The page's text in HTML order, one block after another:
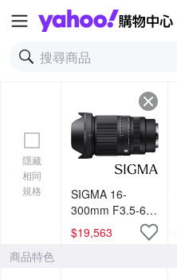
隱藏
相同
規格
SIGMA 16-
300mm F3.5-6.7
DC OS
Contemporary
$19,563
商品特色